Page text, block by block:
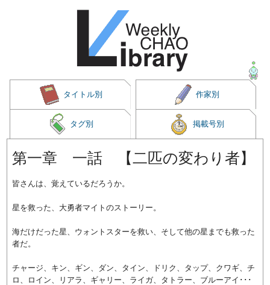
タイトル別 作家別
タグ別 掲載号別
第一章 一話 【二匹の変わり者】
皆さんは、覚えているだろうか。
星を救った、大勇者マイトのストーリー。
海だけだった星、ウォントスターを救い、そして他の星までも救った
者だ。
チャージ、キン、ギン、ダン、タイン、ドリク、タップ、クワギ、チ
ロ、ロイン、リアラ、ギャリー、ライガ、タトラー、ブルーアイ･･･